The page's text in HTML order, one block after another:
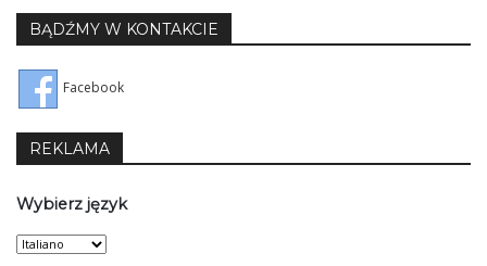
BĄDŹMY W KONTAKCIE
Facebook
REKLAMA
Wybierz język
Wybierz
język